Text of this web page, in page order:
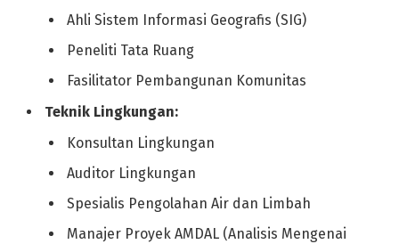
Ahli Sistem Informasi Geografis (SIG)
Peneliti Tata Ruang
Fasilitator Pembangunan Komunitas
Teknik Lingkungan:
Konsultan Lingkungan
Auditor Lingkungan
Spesialis Pengolahan Air dan Limbah
Manajer Proyek AMDAL (Analisis Mengenai